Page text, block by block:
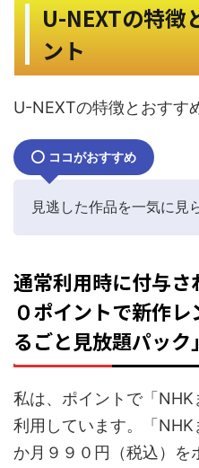
U-NEXTの特徴
ント
U-NEXTの特徴とおすす
ココがおすすめ
見逃した作品を一気に見
通常利用時に付与さ
０ポイントで新作
るごと見放題パッ
私は、ポイントで「
利用しています。「NHK
か月９９０円（税込）を